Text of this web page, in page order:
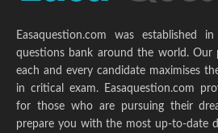
Easaquestion.com was established
questions bank around the world. Our
each and every candidate maximises
in critical exam. Easaquestion.com
for those who are pursuing their
prepare you with the most up-to-date